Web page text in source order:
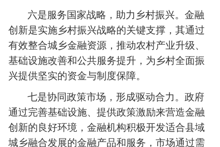
六是服务国家战略，助力乡村振兴。金融
创新是实施乡村振兴战略的关键支撑，其通过
有效整合城乡金融资源，推动农村产业升级、
基础设施改善和公共服务提升，为乡村全面振
兴提供坚实的资金与制度保障。
七是协同政策市场，形成驱动合力。政府
通过完善基础设施、提供政策激励来营造金融
创新的良好环境，金融机构积极开发适合县域
城乡融合发展的金融产品和服务，市场通过需